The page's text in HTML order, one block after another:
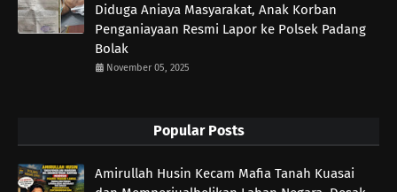
Diduga Aniaya Masyarakat, Anak Korban
Penganiayaan Resmi Lapor ke Polsek Padang
Bolak
November 05, 2025
Popular Posts
Amirullah Husin Kecam Mafia Tanah Kuasai